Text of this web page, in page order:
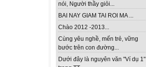
nói, Người thầy giỏi...
BAI NAY GIAM TAI ROI MA ...
Chào 2012 -2013...
Cùng yêu nghề, mến trẻ, vững
bước trên con đường...
Dưới đây là nguyên văn "Ví dụ 1"